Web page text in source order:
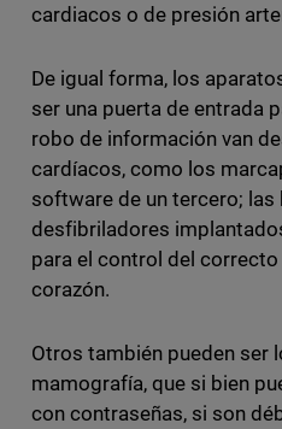
cardiacos o de presión
De igual forma, los
ser una puerta de entrada
robo de información van
cardíacos, como los
software de un tercero; las
desfibriladores
para el control del
corazón.
Otros también pueden ser
mamografía, que si bien
con contraseñas, si son